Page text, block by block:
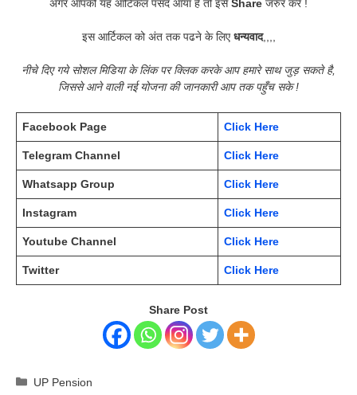
अगर आपको यह आर्टिकल पसंद आया है तो इसेShare जरुर करें !
इस आर्टिकल को अंत तक पढने के लिएधन्यवाद,,,,
नीचे दिए गये सोशल मिडिया के लिंक पर क्लिक करके आप हमारे साथ जुड़ सकते है,
जिससे आने वाली नई योजना की जानकारी आप तक पहुँच सके !
Facebook Page Click Here
Telegram Channel Click Here
Whatsapp Group Click Here
Instagram Click Here
Youtube Channel Click Here
Twitter Click Here
Share Post
Categories
UP Pension